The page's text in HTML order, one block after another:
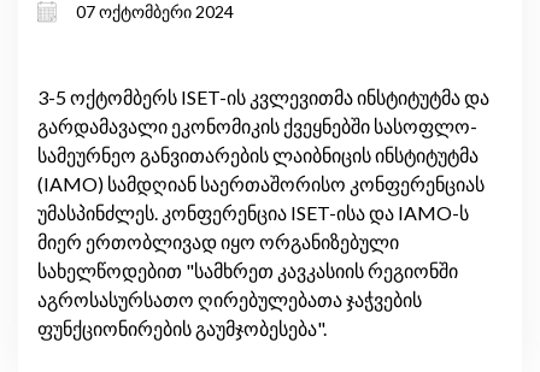
ჯაჭვების გაძლიერების შესახებ
მასპინძლობენ
07 ოქტომბერი 2024
3-5 ოქტომბერს ISET-ის კვლევითმა ინსტიტუტმა და
გარდამავალი ეკონომიკის ქვეყნებში სასოფლო-
სამეურნეო განვითარების ლაიბნიცის ინსტიტუტმა
(IAMO) სამდღიან საერთაშორისო კონფერენციას
უმასპინძლეს. კონფერენცია ISET-ისა და IAMO-ს
მიერ ერთობლივად იყო ორგანიზებული
სახელწოდებით "სამხრეთ კავკასიის რეგიონში
აგროსასურსათო ღირებულებათა ჯაჭვების
ფუნქციონირების გაუმჯობესება".